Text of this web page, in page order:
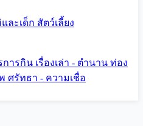
ละเด็ก สัตว์เลี้ยง
การกิน เรื่องเล่า - ตำนาน ท่อง
ศรัทธา - ความเชื่อ